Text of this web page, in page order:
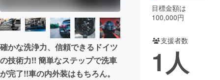
まちづくり・地域活性化
CAMPFIRE for Social Good
CAMPFIRE Creation
CAMPFIREふるさと納税machi-ya コミュニティ
確かな洗浄力、信頼できるドイツ
の技術力!! 簡単なステップで洗車
が完了!!車の内外装はもちろん。
目標金額は
100,000円
支援者数
1人